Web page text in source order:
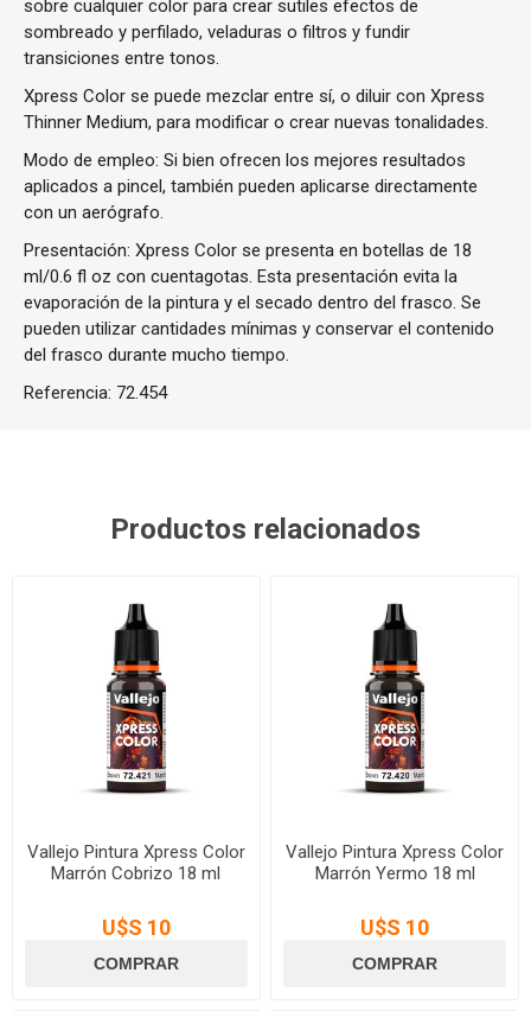
sobre cualquier color para crear sutiles efectos de
sombreado y perfilado, veladuras o filtros y fundir
transiciones entre tonos.
Xpress Color se puede mezclar entre sí, o diluir con Xpress
Thinner Medium, para modificar o crear nuevas tonalidades.
Modo de empleo: Si bien ofrecen los mejores resultados
aplicados a pincel, también pueden aplicarse directamente
con un aerógrafo.
Presentación: Xpress Color se presenta en botellas de 18
ml/0.6 fl oz con cuentagotas. Esta presentación evita la
evaporación de la pintura y el secado dentro del frasco. Se
pueden utilizar cantidades mínimas y conservar el contenido
del frasco durante mucho tiempo.
Referencia: 72.454
Productos relacionados
Vallejo Pintura Xpress Color
Marrón Cobrizo 18 ml
U$S 10
Vallejo Pintura Xpress Color
Marrón Yermo 18 ml
U$S 10